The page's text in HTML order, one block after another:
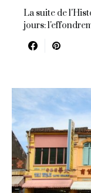
La suite de
jours: